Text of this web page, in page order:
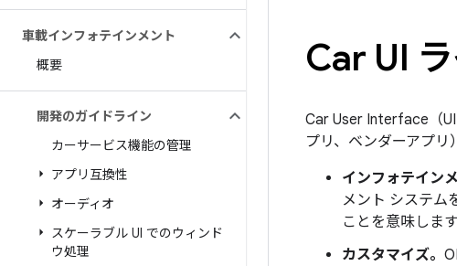
車載インフォテインメント
概要
開発のガイドライン
カーサービス機能の管理
アプリ互換性
オーディオ
スケーラブル UI でのウィンド
ウ処理
Car UI
Car User Interface（
プリ、ベンダーアプリ
インフォテイン
メント システム
ことを意味します
カスタマイズ。